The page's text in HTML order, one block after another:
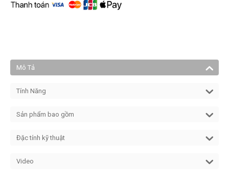
Mô Tả
Tính Năng
Sản phẩm bao gồm
Đặc tính kỹ thuật
Video